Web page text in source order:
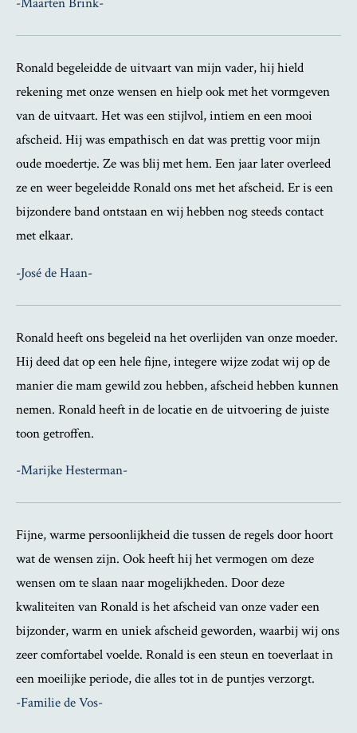
Ronald begeleidde de uitvaart van mijn vader, hij hield
rekening met onze wensen en hielp ook met het vormgeven
van de uitvaart. Het was een stijlvol, intiem en een mooi
afscheid. Hij was empathisch en dat was prettig voor mijn
oude moedertje. Ze was blij met hem. Een jaar later overleed
ze en weer begeleidde Ronald ons met het afscheid. Er is een
bijzondere band ontstaan en wij hebben nog steeds contact
met elkaar.
-José de Haan-
Ronald heeft ons begeleid na het overlijden van onze moeder.
Hij deed dat op een hele fijne, integere wijze zodat wij op de
manier die mam gewild zou hebben, afscheid hebben kunnen
nemen. Ronald heeft in de locatie en de uitvoering de juiste
toon getroffen.
-Marijke Hesterman-
Fijne, warme persoonlijkheid die tussen de regels door hoort
wat de wensen zijn. Ook heeft hij het vermogen om deze
wensen om te slaan naar mogelijkheden. Door deze
kwaliteiten van Ronald is het afscheid van onze vader een
bijzonder, warm en uniek afscheid geworden, waarbij wij ons
zeer comfortabel voelde. Ronald is een steun en toeverlaat in
een moeilijke periode, die alles tot in de puntjes verzorgt.
-Familie de Vos-